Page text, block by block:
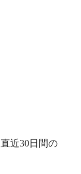
近30日間の